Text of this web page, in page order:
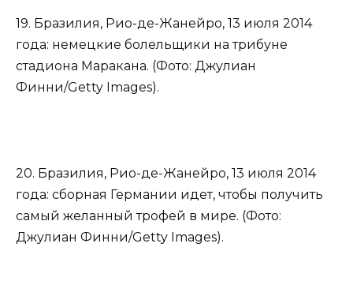
19. Бразилия, Рио-де-Жанейро, 13 июля 2014
года: немецкие болельщики на трибуне
стадиона Маракана. (Фото: Джулиан
Финни/Getty Images).
20. Бразилия, Рио-де-Жанейро, 13 июля 2014
года: сборная Германии идет, чтобы получить
самый желанный трофей в мире. (Фото:
Джулиан Финни/Getty Images).